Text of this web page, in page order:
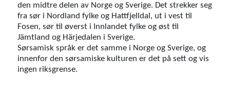
den midtre delen av Norge og Sverige. Det strekker seg
fra sør i Nordland fylke og Hattfjelldal, ut i vest til
Fosen, sør til øverst i Innlandet fylke og øst til
Jämtland og Härjedalen i Sverige.
Sørsamisk språk er det samme i Norge og Sverige, og
innenfor den sørsamiske kulturen er det på sett og vis
ingen riksgrense.